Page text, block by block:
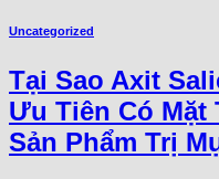
Uncategorized
Tại Sao Axit
Ưu Tiên Có Mặt
Sản Phẩm Trị